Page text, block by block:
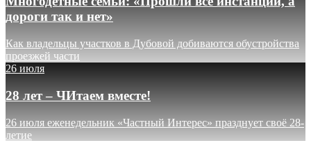
дороги так и нет»
Как владельцы участков в Дубовой добиваются обустройства
проезжей части
26 июля
28 лет – ЧИтаем вместе!
26 июля еженедельник «Частный Интерес» празднует своё 28-
летие